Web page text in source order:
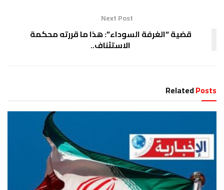
Next Post
قضية “الغرفة السوداء”: هذا ما قررته محكمة
الاستئناف..
RelatedPosts